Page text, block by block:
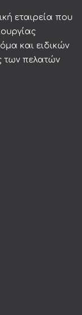
εταιρεία που
και ειδικών
των πελατών